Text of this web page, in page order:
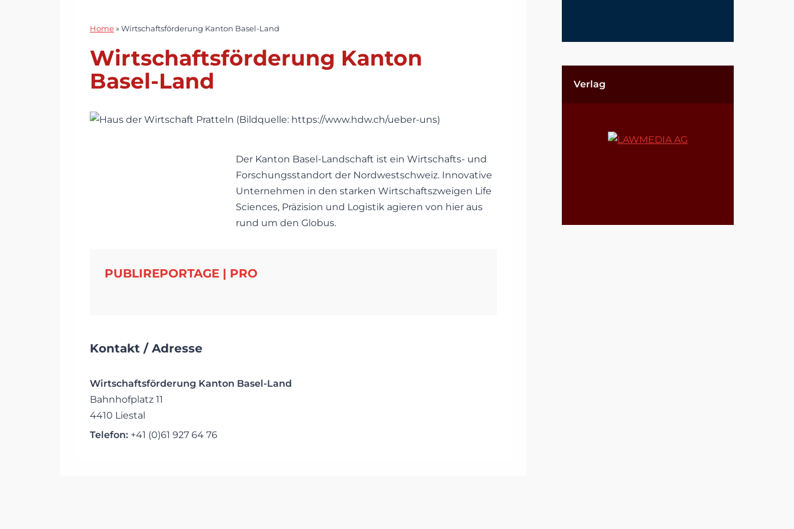
Home » Wirtschaftsförderung Kanton Basel-Land
Wirtschaftsförderung Kanton
Basel-Land
Der Kanton Basel-Landschaft ist ein Wirtschafts- und
Forschungsstandort der Nordwestschweiz. Innovative
Unternehmen in den starken Wirtschaftszweigen Life
Sciences, Präzision und Logistik agieren von hier aus
rund um den Globus.
PUBLIREPORTAGE | PRO
Kontakt / Adresse
Wirtschaftsförderung Kanton Basel-Land
Bahnhofplatz 11
4410 Liestal
Telefon: +41 (0)61 927 64 76
Verlag